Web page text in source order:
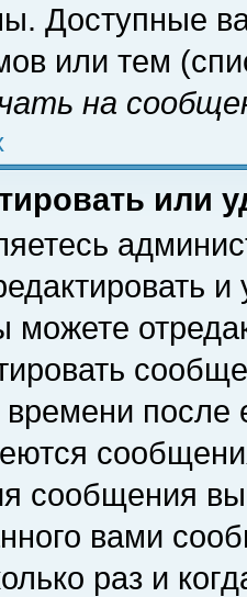
Доступные
или тем
на
или
и
времени
сообщения
вами
раз и